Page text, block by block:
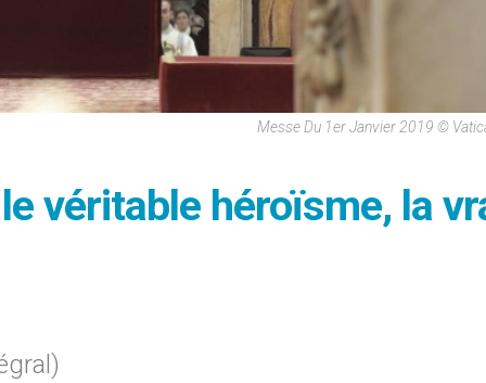
Messe Du 1er Janvier 2019 ©
véritable héroïsme, la